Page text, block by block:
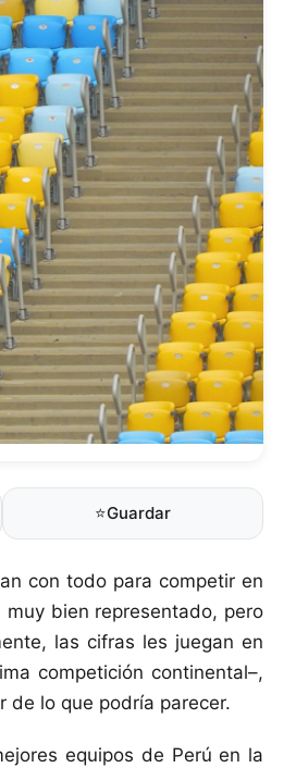
⭐Guardar
con todo para competir en
bien representado, pero
las cifras les juegan en
competición continental–,
de lo que podría parecer.
equipos de Perú en la